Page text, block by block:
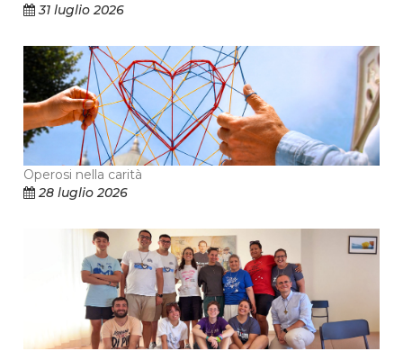
31 luglio 2026
Operosi nella carità
28 luglio 2026